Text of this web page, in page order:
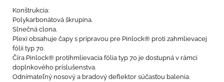
Konštrukcia:
Polykarbonátová škrupina.
Slnečná clona.
Plexi obsahuje čapy s prípravou pre Pinlock® proti zahmlievacej
fólii typ 70.
Číra Pinlock® protihmlievacia fólia typ 70 je dostupná v rámci
doplnkového príslušenstva.
Odnímateľný nosový a bradový deflektor súčasťou balenia.